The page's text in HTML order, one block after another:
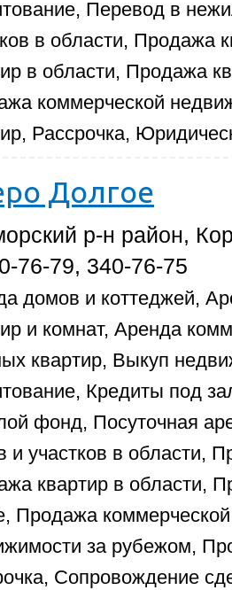
Перевод в
в области, Продажа
в области, Продажа
коммерческой
Рассрочка,
Долгое
р-н район,
76-79, 340-76-75
домов и коттеджей,
и комнат, Аренда
квартир, Выкуп
Кредиты под
фонд, Посуточная
и участков в области,
квартир в области,
Продажа
за рубежом,
Сопровождение